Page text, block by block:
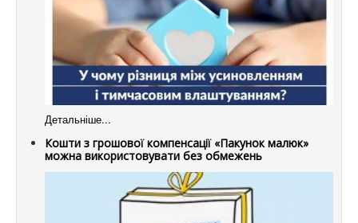
Детальніше...
Кошти з грошової компенсації «Пакунок малюк»
можна використовувати без обмежень